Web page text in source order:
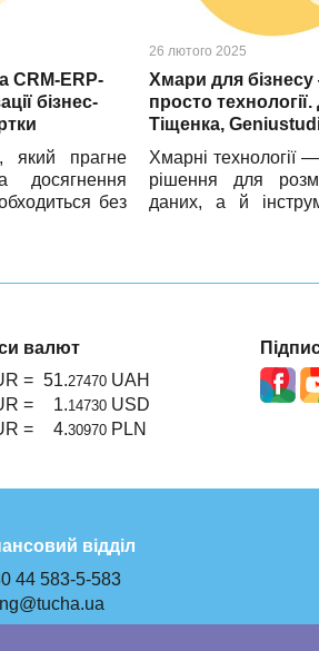
CRM-ERP-
бізнес-
який прагне
досягнення
без
фахівцями.
26 лютого 2025
Хмари для
просто
Тіщенка,
Хмарні технології
рішення для
даних, а й
провайдера? Які
як саме
скоротити
продуктивність?
валют
= 51.27470 UAH
=
1.14730 USD
=
4.30970 PLN
відділ
44 583-5-583